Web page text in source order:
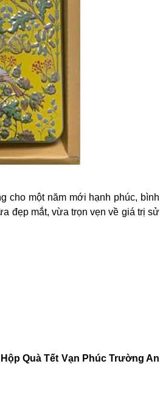
cho một năm mới hạnh phúc, bình
đẹp mắt, vừa trọn vẹn về giá trị sử
Quà Tết Vạn Phúc Trường An